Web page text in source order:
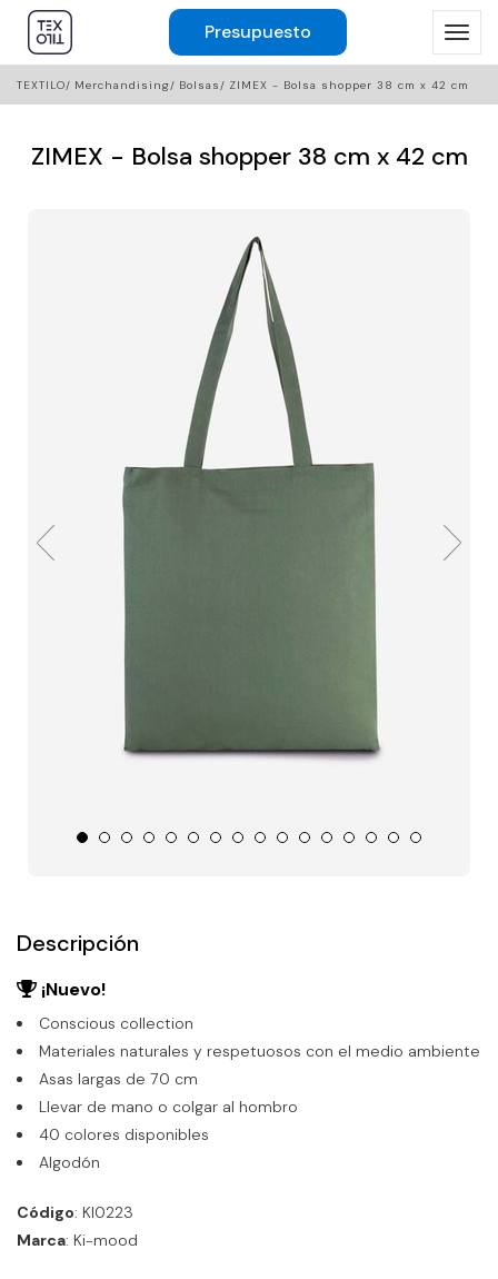
Presupuesto
TEXTILO Merchandising Bolsas ZIMEX - Bolsa shopper 38 cm x 42 cm
ZIMEX - Bolsa shopper 38 cm x 42 cm
Descripción
¡Nuevo!
Conscious collection
Materiales naturales y respetuosos con el medio ambiente
Asas largas de 70 cm
Llevar de mano o colgar al hombro
40 colores disponibles
Algodón
Código: KI0223
Marca: Ki-mood